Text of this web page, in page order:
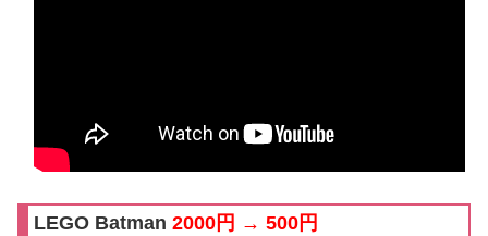
LEGO Batman 2000円 → 500円